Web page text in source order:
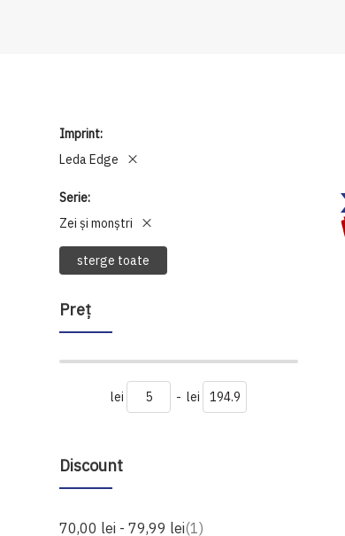
Imprint
Leda Edge
Serie
Zei și monștri
sterge toate
Preţ
lei - lei
Discount
70,00 lei -79,99 lei 1produs